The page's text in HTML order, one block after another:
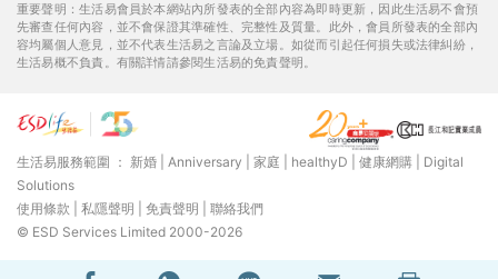
重要聲明：生活易會員於本網站內所發表的全部內容為即時更新，因此生活易不會預
先審查任何內容，並不會保證其準確性、完整性及質量。此外，會員所發表的全部內
容均屬個人意見，並不代表生活易之言論及立場。如從而引起任何損失或法律糾紛，
生活易概不負責。有關詳情請參閱生活易的免責聲明。
生活易服務範圍 ： 新婚 Anniversary 家庭 healthyD 健康網購
Digital
Solutions
使用條款
私隱聲明 免責聲明
聯絡我們
© ESD Services Limited 2000-2026